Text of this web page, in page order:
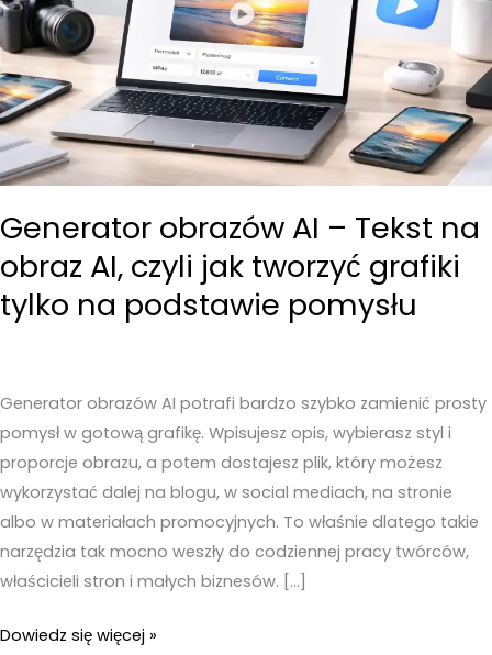
Generator obrazów AI – Tekst na
obraz AI, czyli jak tworzyć grafiki
tylko na podstawie pomysłu
Generator obrazów AI potrafi bardzo szybko zamienić prosty
pomysł w gotową grafikę. Wpisujesz opis, wybierasz styl i
proporcje obrazu, a potem dostajesz plik, który możesz
wykorzystać dalej na blogu, w social mediach, na stronie
albo w materiałach promocyjnych. To właśnie dlatego takie
narzędzia tak mocno weszły do codziennej pracy twórców,
właścicieli stron i małych biznesów. […]
Generator
Dowiedz się więcej »